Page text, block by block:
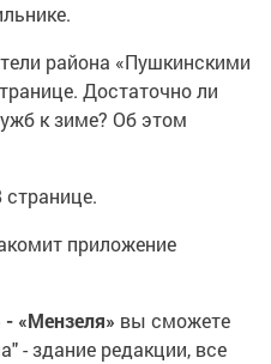
района «Пушкинскими
Достаточно ли
к зиме? Об этом
приложение
- «Мензеля» вы сможете
- здание редакции, все